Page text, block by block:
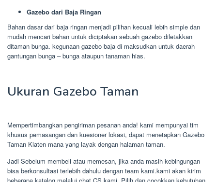
Gazebo dari Baja Ringan
Bahan dasar dari baja ringan menjadi pilihan kecuali lebih simple dan
mudah mencari bahan untuk diciptakan sebuah gazebo diletakkan
ditaman bunga. kegunaan gazebo baja di maksudkan untuk daerah
gantungan bunga – bunga ataupun tanaman hias.
Ukuran Gazebo Taman
Mempertimbangkan pengiriman pesanan anda! kami mempunyai tim
khusus pemasangan dan kuesioner lokasi, dapat menetapkan Gazebo
Taman Klaten mana yang layak dengan halaman taman.
Jadi Sebelum membeli atau memesan, jika anda masih kebingungan
bisa berkonsultasi terlebih dahulu dengan team kami.kami akan kirim